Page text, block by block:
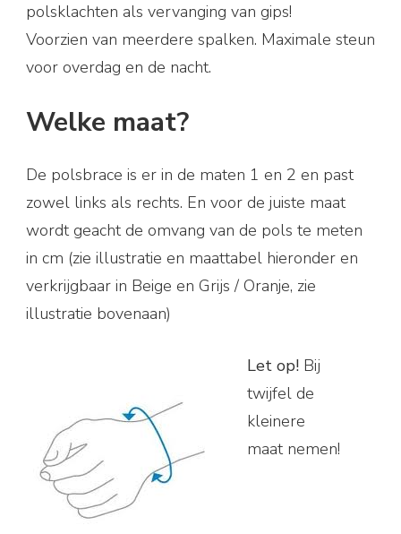
polsklachten als vervanging van gips!
Voorzien van meerdere spalken. Maximale steun
voor overdag en de nacht.
Welke maat?
De polsbrace is er in de maten 1 en 2 en past
zowel links als rechts. En voor de juiste maat
wordt geacht de omvang van de pols te meten
in cm (zie illustratie en maattabel hieronder en
verkrijgbaar in Beige en Grijs / Oranje, zie
illustratie bovenaan)
Let op! Bij
twijfel de
kleinere
maat nemen!